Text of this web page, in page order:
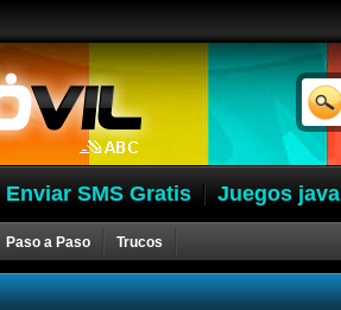
Enviar SMS Gratis Juegos java
Paso a Paso Trucos